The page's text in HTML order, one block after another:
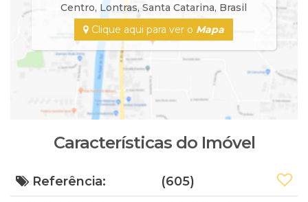
Centro, Lontras,Santa Catarina, Brasil
Clique aqui para ver o Mapa
Características do Imóvel
Referência: (605)